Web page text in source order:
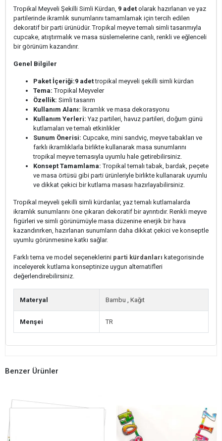
Tropikal Meyveli Şekilli Simli Kürdan, 9 adet olarak hazırlanan ve yaz
partilerinde ikramlık sunumlarını tamamlamak için tercih edilen
dekoratif bir parti ürünüdür. Tropikal meyve temalı simli tasarımıyla
cupcake, atıştırmalık ve masa süslemelerine canlı, renkli ve eğlenceli
bir görünüm kazandırır.
Genel Bilgiler
Paket İçeriği:9 adettropikal meyveli şekilli simli kürdan
Tema: Tropikal Meyveler
Özellik: Simli tasarım
Kullanım Alanı: İkramlık ve masa dekorasyonu
Kullanım Yerleri: Yaz partileri, havuz partileri, doğum günü
kutlamaları ve temalı etkinlikler
Sunum Önerisi: Cupcake, mini sandviç, meyve tabakları ve
farklı ikramlıklarla birlikte kullanarak masa sunumlarını
tropikal meyve temasıyla uyumlu hale getirebilirsiniz.
Konsept Tamamlama: Tropikal temalı tabak, bardak, peçete
ve masa örtüsü gibi parti ürünleriyle birlikte kullanarak uyumlu
ve dikkat çekici bir kutlama masası hazırlayabilirsiniz.
Tropikal meyveli şekilli simli kürdanlar, yaz temalı kutlamalarda
ikramlık sunumlarını öne çıkaran dekoratif bir ayrıntıdır. Renkli meyve
figürleri ve simli görünümüyle masa düzenine enerjik bir hava
kazandırırken, hazırlanan sunumların daha dikkat çekici ve konseptle
uyumlu görünmesine katkı sağlar.
Farklı tema ve model seçeneklerini parti kürdanları kategorisinde
inceleyerek kutlama konseptinize uygun alternatifleri
değerlendirebilirsiniz.
Materyal Bambu , Kağıt
Menşei TR
Benzer Ürünler